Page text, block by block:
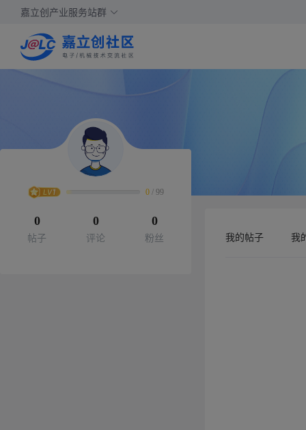
嘉立创产业服务站群
0 / 99
0
帖子
0
评论
0
粉丝 我的帖子 我